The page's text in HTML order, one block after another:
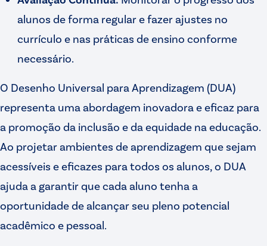
alunos de forma regular e fazer ajustes no
currículo e nas práticas de ensino conforme
necessário.
O Desenho Universal para Aprendizagem (DUA)
representa uma abordagem inovadora e eficaz para
a promoção da inclusão e da equidade na educação.
Ao projetar ambientes de aprendizagem que sejam
acessíveis e eficazes para todos os alunos, o DUA
ajuda a garantir que cada aluno tenha a
oportunidade de alcançar seu pleno potencial
acadêmico e pessoal.